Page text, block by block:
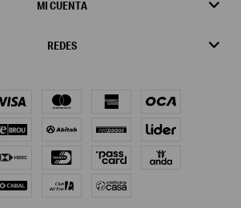
MI CUENTA
REDES